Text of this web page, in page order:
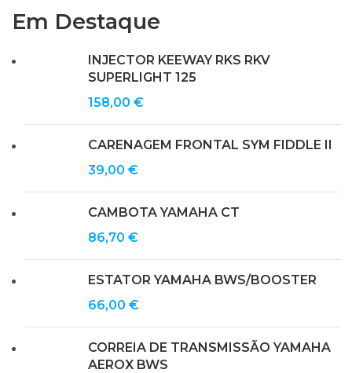
Em Destaque
INJECTOR KEEWAY RKS RKV
SUPERLIGHT 125
158,00 €
CARENAGEM FRONTAL SYM FIDDLE II
39,00 €
CAMBOTA YAMAHA CT
86,70 €
ESTATOR YAMAHA BWS/BOOSTER
66,00 €
CORREIA DE TRANSMISSÃO YAMAHA
AEROX BWS